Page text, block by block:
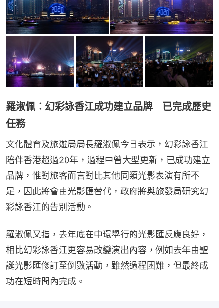
羅淑佩︰幻彩詠香江成功建立品牌 已完成歷史
任務
文化體育及旅遊局局長羅淑佩今日表示，幻彩詠香江
陪伴香港超過20年，過程中曾大型更新，已成功建立
品牌，惟對旅客而言對比其他同類光影表演有所不
足，因此將會由光影匯替代，政府將與旅發局研究幻
彩詠香江的告別活動。
羅淑佩又指，去年底在中環舉行的光影匯反應良好，
相比幻彩詠香江更容易改變演出內容，例如去年由聖
誕光影匯修訂至倒數活動，雖然過程困難，但最終成
功在短時間內完成。